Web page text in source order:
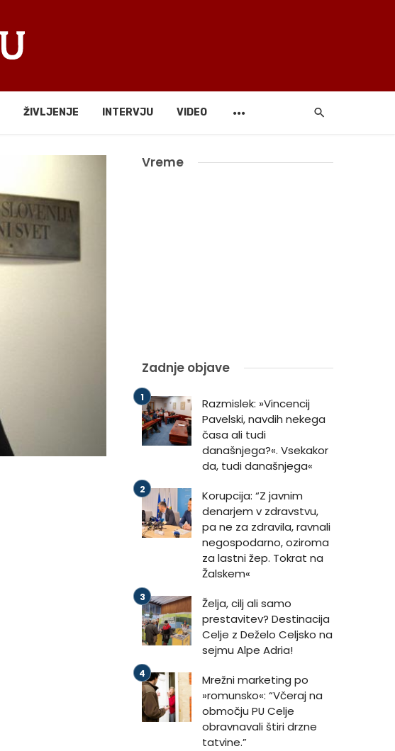
ŽIVLJENJE INTERVJU VIDEO
Vreme
Zadnje objave
Razmislek: »Vincencij
Pavelski, navdih nekega
časa ali tudi
današnjega?«. Vsekakor
da, tudi današnjega«
Korupcija: “Z javnim
denarjem v zdravstvu,
pa ne za zdravila, ravnali
negospodarno, oziroma
za lastni žep. Tokrat na
Žalskem«
Želja, cilj ali samo
prestavitev? Destinacija
Celje z Deželo Celjsko na
sejmu Alpe Adria!
Mrežni marketing po
»romunsko«: “Včeraj na
območju PU Celje
obravnavali štiri drzne
tatvine.”